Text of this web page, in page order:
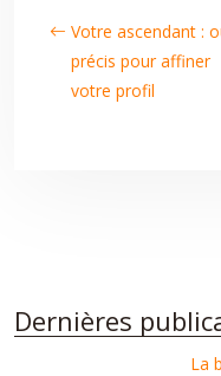
Votre ascendant :
précis pour affiner
votre profil
Dernières
La